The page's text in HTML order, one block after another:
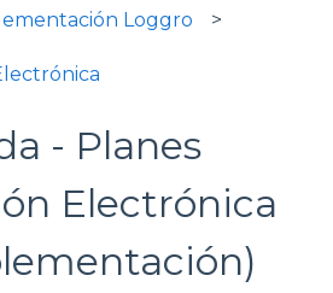
Loggro
- Planes
Electrónica